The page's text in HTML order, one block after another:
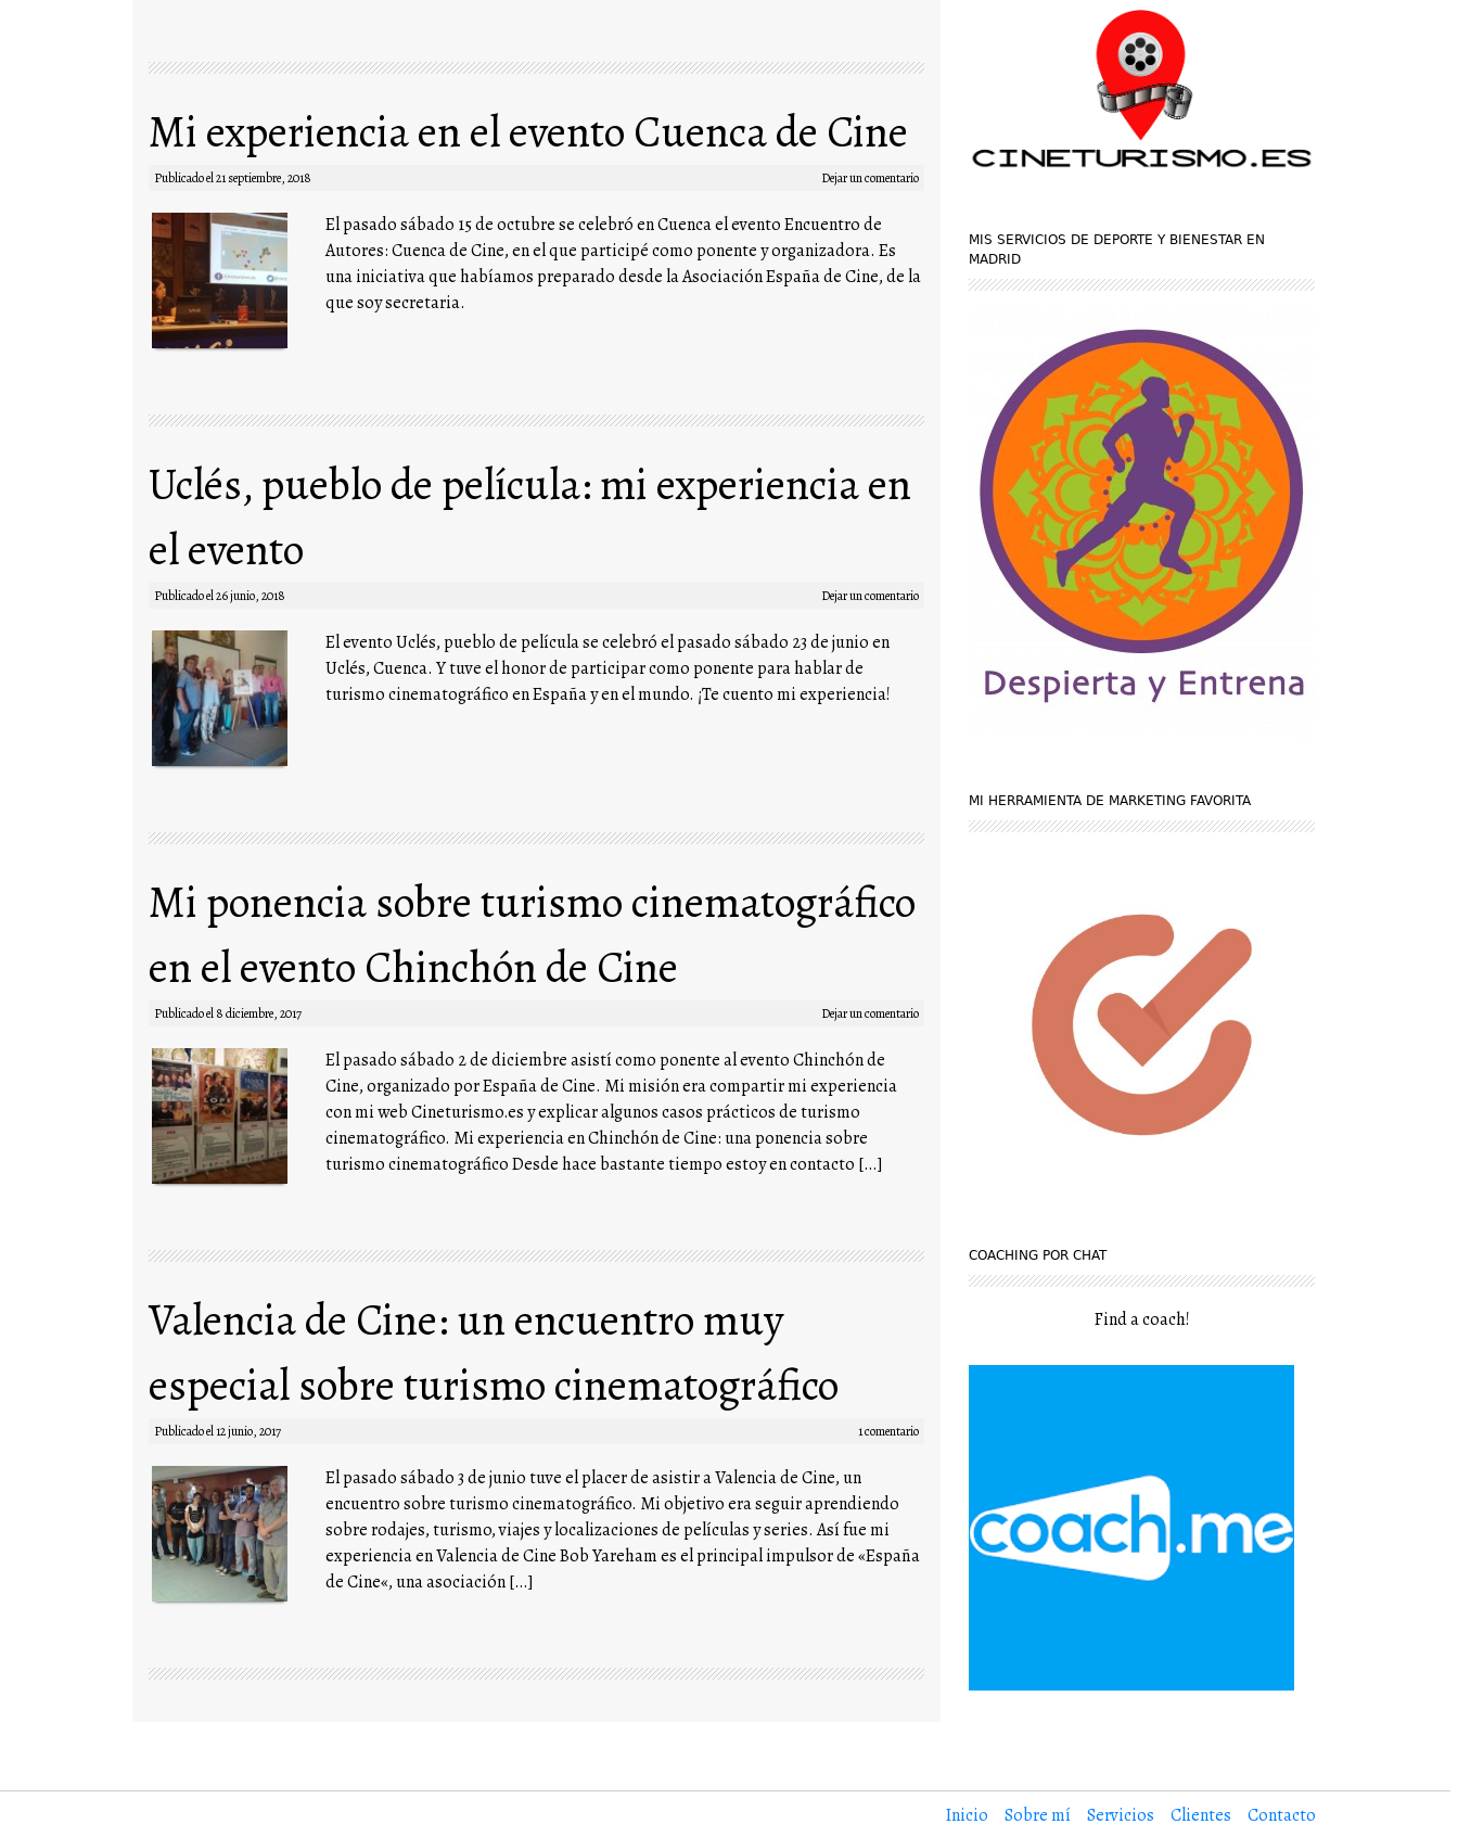
Mi experiencia en el evento Cuenca de Cine
Publicado el21 septiembre, 2018 Dejar un comentario
El pasado sábado 15 de octubre se celebró en Cuenca el evento Encuentro de
Autores: Cuenca de Cine, en el que participé como ponente y organizadora. Es
una iniciativa que habíamos preparado desde la Asociación España de Cine, de la
que soy secretaria.
Uclés, pueblo de película: mi experiencia en
el evento
Publicado el26 junio, 2018 Dejar un comentario
El evento Uclés, pueblo de película se celebró el pasado sábado 23 de junio en
Uclés, Cuenca. Y tuve el honor de participar como ponente para hablar de
turismo cinematográfico en España y en el mundo. ¡Te cuento mi experiencia!
Mi ponencia sobre turismo cinematográfico
en el evento Chinchón de Cine
Publicado el8 diciembre, 2017 Dejar un comentario
El pasado sábado 2 de diciembre asistí como ponente al evento Chinchón de
Cine, organizado por España de Cine. Mi misión era compartir mi experiencia
con mi web Cineturismo.es y explicar algunos casos prácticos de turismo
cinematográfico. Mi experiencia en Chinchón de Cine: una ponencia sobre
turismo cinematográfico Desde hace bastante tiempo estoy en contacto […]
Valencia de Cine: un encuentro muy
especial sobre turismo cinematográfico
Publicado el12 junio, 2017 1 comentario
El pasado sábado 3 de junio tuve el placer de asistir a Valencia de Cine, un
encuentro sobre turismo cinematográfico. Mi objetivo era seguir aprendiendo
sobre rodajes, turismo, viajes y localizaciones de películas y series. Así fue mi
experiencia en Valencia de Cine Bob Yareham es el principal impulsor de «España
de Cine«, una asociación […]
MIS SERVICIOS DE DEPORTE Y BIENESTAR EN
MADRID
MI HERRAMIENTA DE MARKETING FAVORITA
COACHING POR CHAT
Find a coach!
Inicio Sobre mí Servicios Clientes Contacto